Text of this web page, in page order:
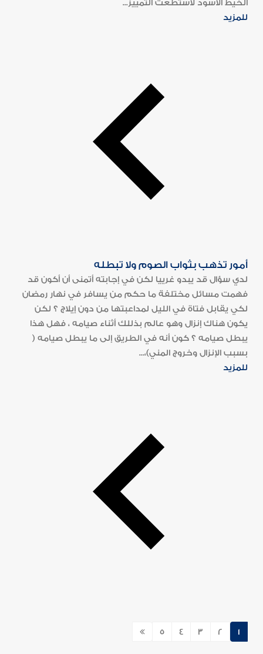
الخيط الأسود لاستطعت التمييز...
للمزيد
أمور تذهب بثواب الصوم ولا تبطله
لدي سؤال قد يبدو غرييا لكن في إجابته أتمنى أن أكون قد
فهمت مسائل مختلفة ما حكم من يسافر في نهار رمضان
لكي يقابل فتاة في الليل لمداعبتها من دون إيلاج ؟ لكن
يكون هناك إنزال وهو عالم بذللك أثناء صيامه ، فهل هذا
يبطل صيامه ؟ كون أنه في الطريق إلى ما يبطل صيامه (
بسبب الإنزال وخروج المني)،...
للمزيد
1
2
3
4
5